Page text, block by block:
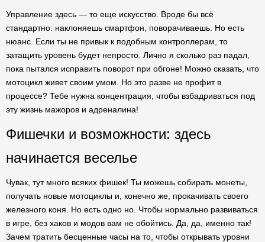
Управление здесь — то еще искусство. Вроде бы всё
стандартно: наклоняешь смартфон, поворачиваешь. Но есть
нюанс. Если ты не привык к подобным контроллерам, то
затащить уровень будет непросто. Лично я сколько раз падал,
пока пытался исправить поворот при обгоне! Можно сказать, что
мотоцикл живет своим умом. Но это разве не профит в
процессе? Тебе нужна концентрация, чтобы взбадриваться под
эту жизнь мажоров и адреналина!
Фишечки и возможности: здесь
начинается веселье
Чувак, тут много всяких фишек! Ты можешь собирать монеты,
получать новые мотоциклы и, конечно же, прокачивать своего
железного коня. Но есть одно но. Чтобы нормально развиваться
в игре, без хаков и модов вам не обойтись. Да, да, именно так!
Зачем тратить бесценные часы на то, чтобы открывать уровни